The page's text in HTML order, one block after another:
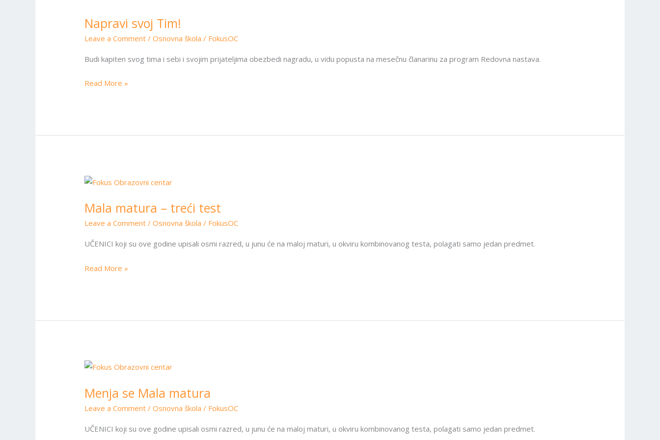
Napravi svoj Tim!
Leave a Comment /Osnovna škola / FokusOC
Budi kapiten svog tima i sebi i svojim prijateljima obezbedi nagradu, u vidu popusta na mesečnu članarinu za program Redovna nastava.
Tim!
Read More »
Mala matura – treći test
Leave a Comment /Osnovna škola / FokusOC
UČENICI koji su ove godine upisali osmi razred, u junu će na maloj maturi, u okviru kombinovanog testa, polagati samo jedan predmet.
Mala
–
treći
Read More »
Menja se Mala matura
Leave a Comment /Osnovna škola / FokusOC
UČENICI koji su ove godine upisali osmi razred, u junu će na maloj maturi, u okviru kombinovanog testa, polagati samo jedan predmet.
Menja
Mala
matura